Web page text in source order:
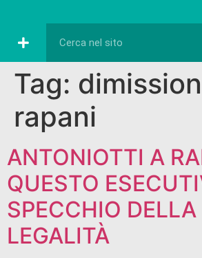
Tag:
rapani
ANTONIOTTI A
QUESTO
SPECCHIO DELLA
LEGALITÀ